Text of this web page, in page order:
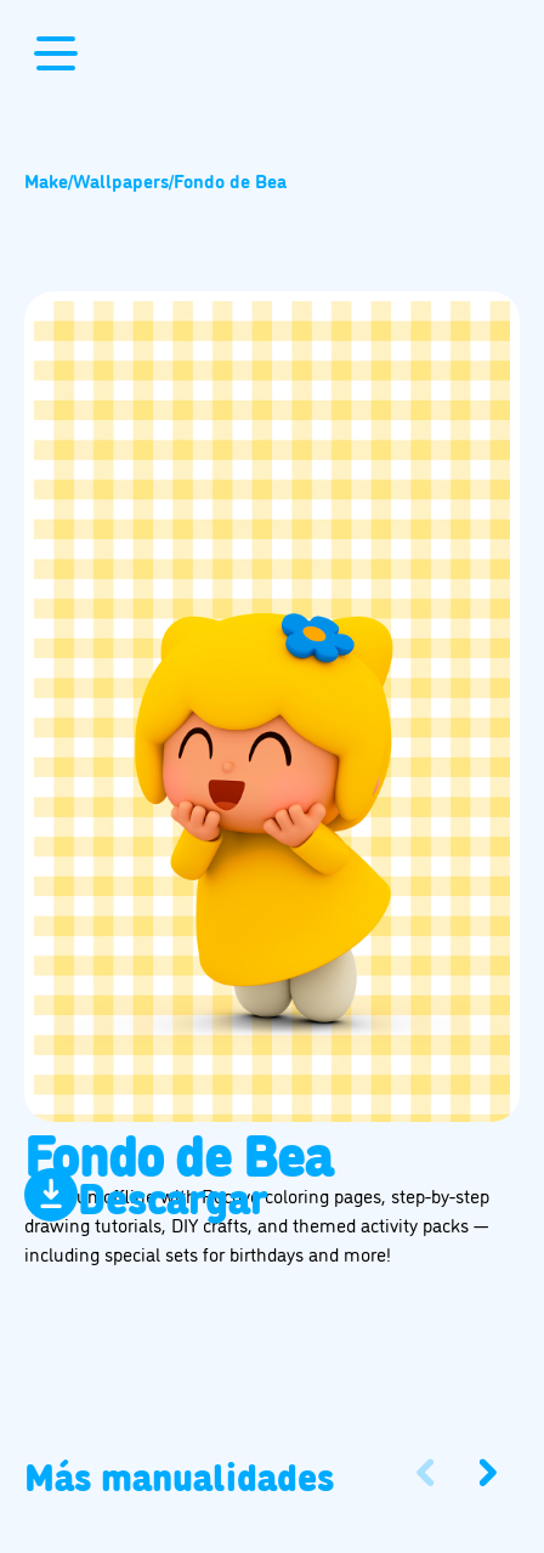
Make/Wallpapers/Fondo de Bea
Fondo de Bea
Have fun offline with Pocoyo coloring pages, step-by-step
drawing tutorials, DIY crafts, and themed activity packs —
including special sets for birthdays and more!
Descargar
Más manualidades